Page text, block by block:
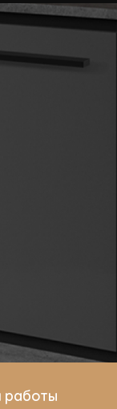
работы